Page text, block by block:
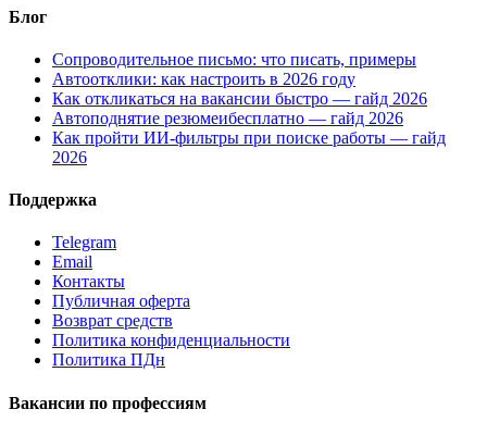
Блог
Сопроводительное письмо: что писать, примеры
Автоотклики: как настроить в 2026 году
Как откликаться на вакансии быстро — гайд 2026
Автоподнятие резюмеибесплатно — гайд 2026
Как пройти ИИ-фильтры при поиске работы — гайд
2026
Поддержка
Telegram
Email
Контакты
Публичная оферта
Возврат средств
Политика конфиденциальности
Политика ПДн
Вакансии по профессиям